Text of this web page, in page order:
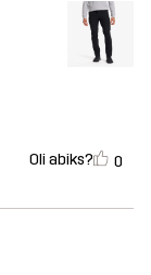
Oli abiks? 0